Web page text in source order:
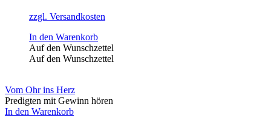
zzgl. Versandkosten
In den Warenkorb
Auf den Wunschzettel
Auf den Wunschzettel
Vom Ohr ins Herz
Predigten mit Gewinn hören
In den Warenkorb